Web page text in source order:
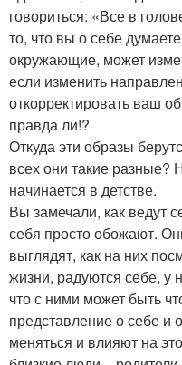
говориться: «Все в
то, что вы о себе
окружающие, может
если изменить
откорректировать ваш
правда ли!?
Откуда эти образы
всех они такие разные?
начинается в детстве.
Вы замечали, как ведут
себя просто обожают.
выглядят, как на них
жизни, радуются себе, у
что с ними может быть
представление о себе
меняться и влияют на